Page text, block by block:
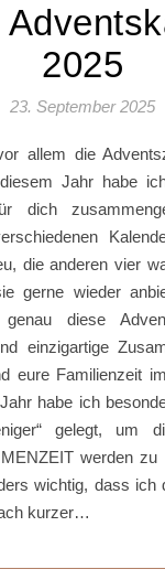
2025
23. September 2025
Jahr habe
dich
die anderen vier
gerne wieder
diese
einzigartige
eure Familienzeit
habe ich
gelegt, um
werden
wichtig, dass ich
kurzer…